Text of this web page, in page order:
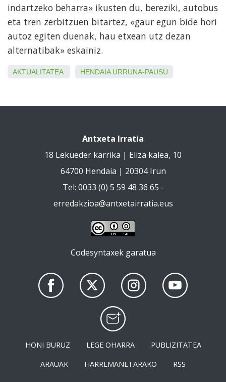
indartzeko beharra» ikusten du, bereziki, autobus
eta tren zerbitzuen bitartez, «gaur egun bide hori
autoz egiten duenak, hau etxean utz dezan
alternatibak» eskainiz.
AKTUALITATEA HENDAIA URRUNA-PAUSU
Antxeta Irratia
18 Lekueder karrika | Eliza kalea, 10
64700 Hendaia | 20304 Irun
Tel: 0033 (0) 5 59 48 36 65 -
erredakzioa@antxetairratia.eus
Codesyntaxek garatua
HONI BURUZ LEGE OHARRA
PUBLIZITATEA
ARAUAK
HARREMANETARAKO RSS